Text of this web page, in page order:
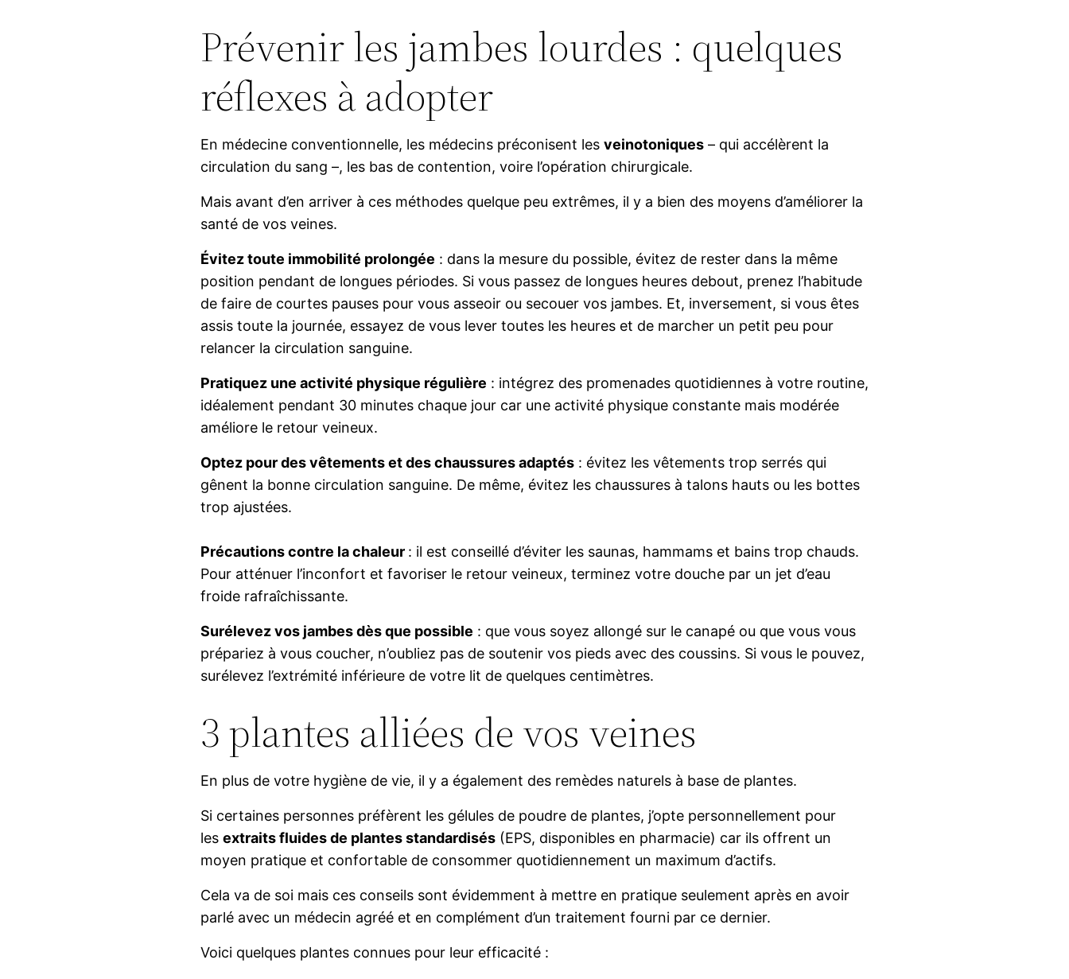
Prévenir les jambes lourdes : quelques
réflexes à adopter
En médecine conventionnelle, les médecins préconisent les veinotoniques – qui accélèrent la
circulation du sang –, les bas de contention, voire l’opération chirurgicale.
Mais avant d’en arriver à ces méthodes quelque peu extrêmes, il y a bien des moyens d’améliorer la
santé de vos veines.
Évitez toute immobilité prolongée : dans la mesure du possible, évitez de rester dans la même
position pendant de longues périodes. Si vous passez de longues heures debout, prenez l’habitude
de faire de courtes pauses pour vous asseoir ou secouer vos jambes. Et, inversement, si vous êtes
assis toute la journée, essayez de vous lever toutes les heures et de marcher un petit peu pour
relancer la circulation sanguine.
Pratiquez une activité physique régulière : intégrez des promenades quotidiennes à votre routine,
idéalement pendant 30 minutes chaque jour car une activité physique constante mais modérée
améliore le retour veineux.
Optez pour des vêtements et des chaussures adaptés : évitez les vêtements trop serrés qui
gênent la bonne circulation sanguine. De même, évitez les chaussures à talons hauts ou les bottes
trop ajustées.
Précautions contre la chaleur : il est conseillé d’éviter les saunas, hammams et bains trop chauds.
Pour atténuer l’inconfort et favoriser le retour veineux, terminez votre douche par un jet d’eau
froide rafraîchissante.
Surélevez vos jambes dès que possible : que vous soyez allongé sur le canapé ou que vous vous
prépariez à vous coucher, n’oubliez pas de soutenir vos pieds avec des coussins. Si vous le pouvez,
surélevez l’extrémité inférieure de votre lit de quelques centimètres.
3 plantes alliées de vos veines
En plus de votre hygiène de vie, il y a également des remèdes naturels à base de plantes.
Si certaines personnes préfèrent les gélules de poudre de plantes, j’opte personnellement pour
les extraits fluides de plantes standardisés (EPS, disponibles en pharmacie) car ils offrent un
moyen pratique et confortable de consommer quotidiennement un maximum d’actifs.
Cela va de soi mais ces conseils sont évidemment à mettre en pratique seulement après en avoir
parlé avec un médecin agréé et en complément d’un traitement fourni par ce dernier.
Voici quelques plantes connues pour leur efficacité :